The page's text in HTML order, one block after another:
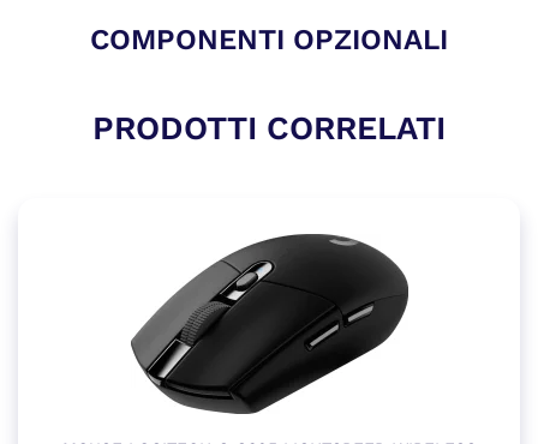
COMPONENTI OPZIONALI
PRODOTTI CORRELATI